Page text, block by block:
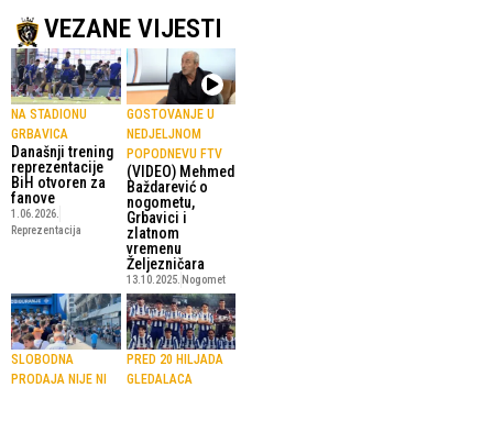
VEZANE VIJESTI
NA STADIONU
GRBAVICA
Današnji trening
reprezentacije
BiH otvoren za
fanove
1.06.2026.
Reprezentacija
GOSTOVANJE U
NEDJELJNOM
POPODNEVU FTV
(VIDEO) Mehmed
Baždarević o
nogometu,
Grbavici i
zlatnom
vremenu
Željezničara
13.10.2025. Nogomet
SLOBODNA
PRODAJA NIJE NI
PRED 20 HILJADA
GLEDALACA